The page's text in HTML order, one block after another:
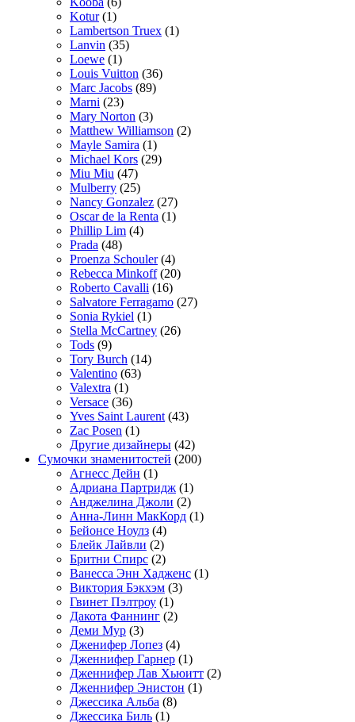
Kotur(1)
Lambertson Truex (1)
Lanvin (35)
Loewe (1)
Louis Vuitton (36)
Marc Jacobs (89)
Marni (23)
Mary Norton (3)
Matthew Williamson (2)
Mayle Samira (1)
Michael Kors (29)
Miu Miu (47)
Mulberry (25)
Nancy Gonzalez (27)
Oscar de la Renta (1)
Phillip Lim (4)
Prada (48)
Proenza Schouler(4)
Rebecca Minkoff(20)
Roberto Cavalli (16)
Salvatore Ferragamo (27)
Sonia Rykiel (1)
Stella McCartney (26)
Tods (9)
Tory Burch (14)
Valentino (63)
Valextra (1)
Versace (36)
Yves Saint Laurent (43)
Zac Posen (1)
Другие дизайнеры (42)
Сумочки знаменитостей (200)
Агнесс Дейн (1)
Адриана Партридж (1)
Анджелина Джоли (2)
Анна-Линн МакКорд (1)
Бейонсе Ноулз (4)
Блейк Лайвли (2)
Бритни Спирс (2)
Ванесса Энн Хадженс (1)
Виктория Бэкхэм (3)
Гвинет Пэлтроу (1)
Дакота Фаннинг (2)
Деми Мур (3)
Дженифер Лопез (4)
Дженнифер Гарнер (1)
Дженнифер Лав Хьюитт (2)
Дженнифер Энистон (1)
Джессика Альба (8)
Джессика Биль (1)